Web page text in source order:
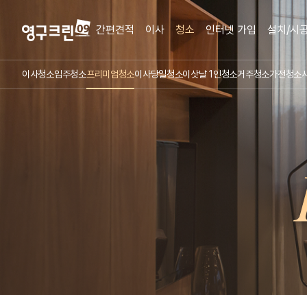
간편견적 이사 청소
이사청소입주청소프리미엄청소이사당일청소이삿날 1인청소거주청소가전청소
인터넷 가입 설치/시